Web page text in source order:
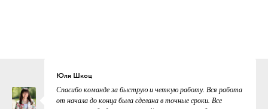
Юля Шкоц
Спасибо команде за быструю и четкую работу. Вся работа
от начала до конца была сделана в точные сроки. Все